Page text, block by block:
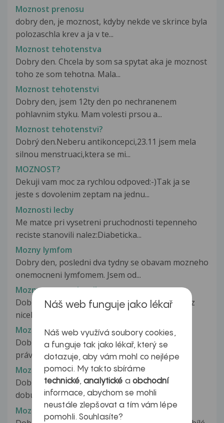
Moznost prenosu
dobry den, je moznost, kdyby nekde ve skrince byla
polozaschla krev a ja v te...
Moznost tehotenstva
Dobry den. Chcela by som sa spytat aka je moznost
toho ze som tehotna. Mala...
Moznost tehotenstvi
Dobry den, jsem 12ty den po nechranenem
pohlavnim styku. Mam volesti prsou a...
Moznost tehotenstvi?
Dobrý den.Neberu antikoncepci,23.11 jsem mela
silnou menstruaci,ktera se mi...
MOZNOST?
Dekuji vam moc za rychlou odpoved:-)Tak ja se
jeste s dovolenim zeptam na jednu...
Moznosti lecby
Me matce pri vysetreni pruchodnosti tepenneho
reciste stanovili nalez:Diabeticka...
Mozny lymfom
Dobry den, posledni dva tydny se obavam mozneho
onemocneni lymfomem. Jsem od...
Mozny zanet vajecniku a srusty
Dobry den. V unoru v praci na nocni jsem mela z
niceho nic zimnici,teplotu,bolest...
Mozol
Dobrý den. Potřebovala bych poradit mám na
právě noze vybočení palec ten mě...
Mozol na chodidle
Dobrý večer, mám dotaz na noze mám již delší
dobu mozol. Chodím pravidelně na...
Mozol nohy s kuřím okem
Náš web funguje jako lékař
Náš web využívá soubory cookies,
a funguje tak jako lékař, který se
dotazuje, aby vám mohl co nejlépe
pomoci. My takto sbíráme
technické,analytické a obchodní
informace, abychom se mohli
neustále zlepšovat a tím vám lépe
pomohli. Souhlasíte?